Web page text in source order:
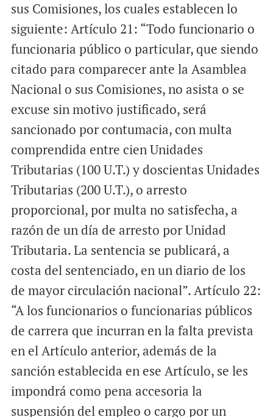
sus Comisiones, los cuales establecen lo
siguiente: Artículo 21: “Todo funcionario o
funcionaria público o particular, que siendo
citado para comparecer ante la Asamblea
Nacional o sus Comisiones, no asista o se
excuse sin motivo justificado, será
sancionado por contumacia, con multa
comprendida entre cien Unidades
Tributarias (100 U.T.) y doscientas Unidades
Tributarias (200 U.T.), o arresto
proporcional, por multa no satisfecha, a
razón de un día de arresto por Unidad
Tributaria. La sentencia se publicará, a
costa del sentenciado, en un diario de los
de mayor circulación nacional”. Artículo 22:
“A los funcionarios o funcionarias públicos
de carrera que incurran en la falta prevista
en el Artículo anterior, además de la
sanción establecida en ese Artículo, se les
impondrá como pena accesoria la
suspensión del empleo o cargo por un